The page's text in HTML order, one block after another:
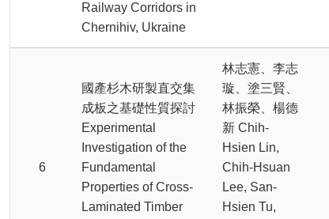
Railway Corridors in
Chernihiv, Ukraine
6
國產杉木研製直交集
成板之基礎性質探討
Experimental
Investigation of the
Fundamental
Properties of Cross-
Laminated Timber
林志憲、李志
璇、塗三賢、
林振榮、楊德
新 Chih-
Hsien Lin,
Chih-Hsuan
Lee, San-
Hsien Tu,